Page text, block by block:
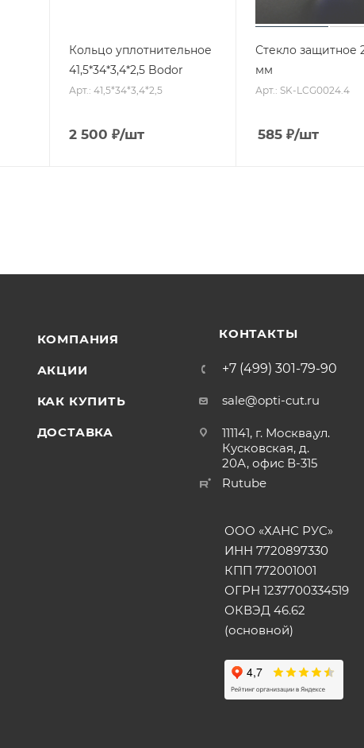
Кольцо уплотнительное
41,5*34*3,4*2,5 Bodor
Арт.: 41,5*34*3,4*2,5
2 500 ₽/шт
Стекло защитное
мм
Арт.: SK-LCG0024.4
585 ₽/шт
КОМПАНИЯ
АКЦИИ
КАК КУПИТЬ
ДОСТАВКА
КОНТАКТЫ
+7 (499) 301-79-90
sale@opti-cut.ru
111141, г. Москва,ул.
Кусковская, д.
20А, офис В-315
Rutube
ООО «ХАНС РУС»
ИНН 7720897330
КПП 772001001
ОГРН 1237700334519
ОКВЭД 46.62
(основной)